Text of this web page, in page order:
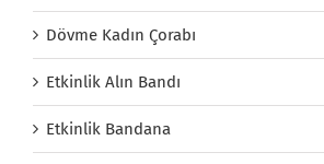
Dövme Kadın Çorabı
Etkinlik Alın Bandı
Etkinlik Bandana